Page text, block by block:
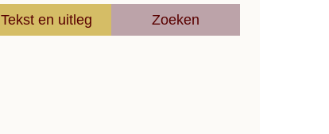
Tekst en uitleg Zoeken